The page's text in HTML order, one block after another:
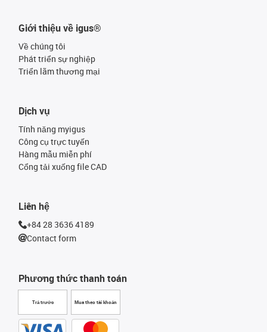
Giới thiệu về igus®
Về chúng tôi
Phát triển sự nghiệp
Triển lãm thương mại
Phương thức thanh toán
Trả trước Mua theo tài khoản
Dịch vụ
Tính năng myigus
Công cụ trực tuyến
Hàng mẫu miễn phí
Cổng tải xuống file CAD
Liên hệ
+84 28 3636 4189
Contact form